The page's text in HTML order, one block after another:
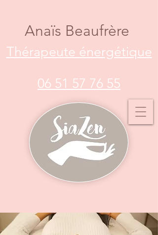
Anaïs Beaufrère
Thérapeute énergétique
06 51 57 76 55